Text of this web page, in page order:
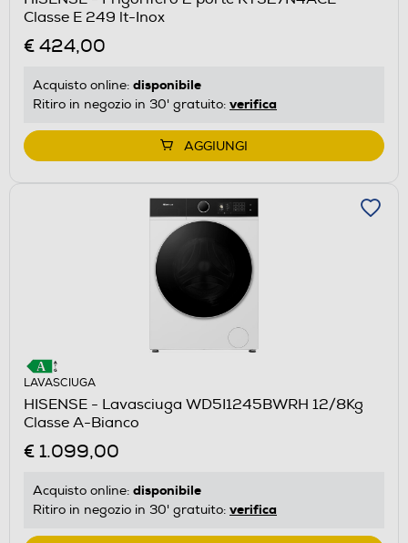
Classe E 249 lt-Inox
€ 424,00
Acquisto online: disponibile
Ritiro in negozio in 30' gratuito: verifica
AGGIUNGI
LAVASCIUGA
HISENSE - Lavasciuga WD5I1245BWRH 12/8Kg
Classe A-Bianco
€ 1.099,00
Acquisto online: disponibile
Ritiro in negozio in 30' gratuito: verifica